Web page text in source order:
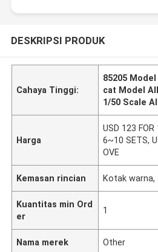
DESKRIPSI PRODUK
Cahaya Tinggi:
85205
cat Model
1/50 Scale
Harga
USD 123
6~10 SETS,
OVE
Kemasan rincian Kotak warna,
Kuantitas min Ord
er
1
Nama merek Other